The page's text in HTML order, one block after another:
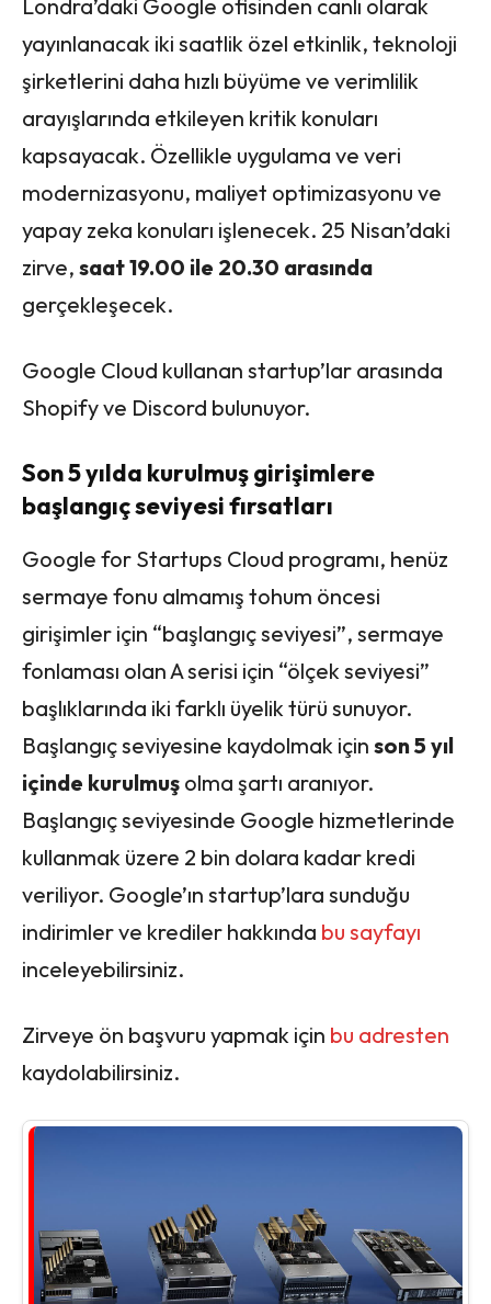
Londra’daki Google ofisinden canlı olarak
yayınlanacak iki saatlik özel etkinlik, teknoloji
şirketlerini daha hızlı büyüme ve verimlilik
arayışlarında etkileyen kritik konuları
kapsayacak. Özellikle uygulama ve veri
modernizasyonu, maliyet optimizasyonu ve
yapay zeka konuları işlenecek. 25 Nisan’daki
zirve, saat 19.00 ile 20.30 arasında
gerçekleşecek.
Google Cloud kullanan startup’lar arasında
Shopify ve Discord bulunuyor.
Son 5 yılda kurulmuş girişimlere
başlangıç seviyesi fırsatları
Google for Startups Cloud programı, henüz
sermaye fonu almamış tohum öncesi
girişimler için “başlangıç seviyesi”, sermaye
fonlaması olan A serisi için “ölçek seviyesi”
başlıklarında iki farklı üyelik türü sunuyor.
Başlangıç seviyesine kaydolmak için son 5 yıl
içinde kurulmuş olma şartı aranıyor.
Başlangıç seviyesinde Google hizmetlerinde
kullanmak üzere 2 bin dolara kadar kredi
veriliyor. Google’ın startup’lara sunduğu
indirimler ve krediler hakkında bu sayfayı
inceleyebilirsiniz.
Zirveye ön başvuru yapmak için bu adresten
kaydolabilirsiniz.